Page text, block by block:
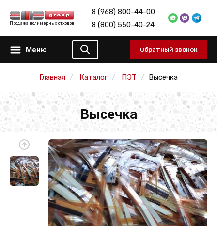
Продажа полимерных отходов
8 (968) 800-44-00
8 (800) 550-40-24
Меню Обратный звонок
Главная Каталог ПЭТ Высечка
Высечка